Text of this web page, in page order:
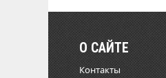
О САЙТЕ
Контакты